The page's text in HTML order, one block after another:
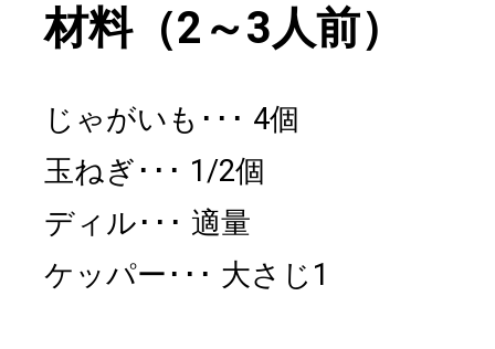
材料（2～3人前）
じゃがいも
4個
玉ねぎ
1/2個
ディル
適量
ケッパー
大さじ1